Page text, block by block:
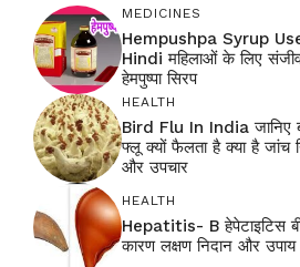
MEDICINES
Hempushpa Syrup
Hindi महिलाओं के लिए
हेमपुष्पा सिरप
HEALTH
Bird Flu In India जानिए
फ्लू क्यों फैलता है क्या है जांच
और उपचार
HEALTH
Hepatitis- B हेपेटाइटिस
कारण लक्षण निदान और उपाय